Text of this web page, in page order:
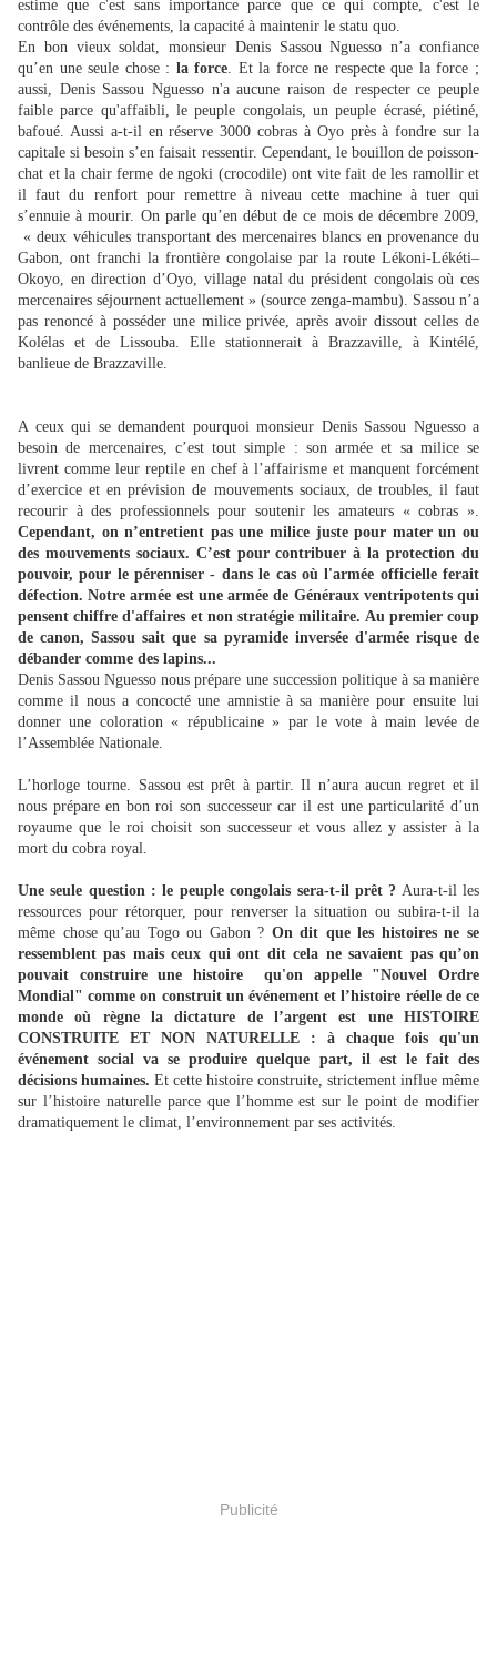
estime que c'est sans importance parce que ce qui compte, c'est le
contrôle des événements, la capacité à maintenir le statu quo.
En bon vieux soldat, monsieur Denis Sassou Nguesso n’a confiance
qu’en une seule chose : la force. Et la force ne respecte que la force ;
aussi, Denis Sassou Nguesso n'a aucune raison de respecter ce peuple
faible parce qu'affaibli, le peuple congolais, un peuple écrasé, piétiné,
bafoué. Aussi a-t-il en réserve 3000 cobras à Oyo près à fondre sur la
capitale si besoin s’en faisait ressentir. Cependant, le bouillon de poisson-
chat et la chair ferme de ngoki (crocodile) ont vite fait de les ramollir et
il faut du renfort pour remettre à niveau cette machine à tuer qui
s’ennuie à mourir. On parle qu’en début de ce mois de décembre 2009,
« deux véhicules transportant des mercenaires blancs en provenance du
Gabon, ont franchi la frontière congolaise par la route Lékoni-Lékéti–
Okoyo, en direction d’Oyo, village natal du président congolais où ces
mercenaires séjournent actuellement » (source zenga-mambu). Sassou n’a
pas renoncé à posséder une milice privée, après avoir dissout celles de
Kolélas et de Lissouba. Elle stationnerait à Brazzaville, à Kintélé,
banlieue de Brazzaville.
A ceux qui se demandent pourquoi monsieur Denis Sassou Nguesso a
besoin de mercenaires, c’est tout simple : son armée et sa milice se
livrent comme leur reptile en chef à l’affairisme et manquent forcément
d’exercice et en prévision de mouvements sociaux, de troubles, il faut
recourir à des professionnels pour soutenir les amateurs « cobras ».
Cependant, on n’entretient pas une milice juste pour mater un ou
des mouvements sociaux. C’est pour contribuer à la protection du
pouvoir, pour le pérenniser - dans le cas où l'armée officielle ferait
défection. Notre armée est une armée de Généraux ventripotents qui
pensent chiffre d'affaires et non stratégie militaire. Au premier coup
de canon, Sassou sait que sa pyramide inversée d'armée risque de
débander comme des lapins...
Denis Sassou Nguesso nous prépare une succession politique à sa manière
comme il nous a concocté une amnistie à sa manière pour ensuite lui
donner une coloration « républicaine » par le vote à main levée de
l’Assemblée Nationale.
L’horloge tourne. Sassou est prêt à partir. Il n’aura aucun regret et il
nous prépare en bon roi son successeur car il est une particularité d’un
royaume que le roi choisit son successeur et vous allez y assister à la
mort du cobra royal.
Une seule question : le peuple congolais sera-t-il prêt ? Aura-t-il les
ressources pour rétorquer, pour renverser la situation ou subira-t-il la
même chose qu’au Togo ou Gabon ? On dit que les histoires ne se
ressemblent pas mais ceux qui ont dit cela ne savaient pas qu’on
pouvait construire une histoire qu'on appelle "Nouvel Ordre
Mondial" comme on construit un événement et l’histoire réelle de ce
monde où règne la dictature de l’argent est une
HISTOIRE
CONSTRUITE ET NON NATURELLE : à chaque fois qu'un
événement social va se produire quelque part, il est le fait des
décisions humaines. Et cette histoire construite, strictement influe même
sur l’histoire naturelle parce que l’homme est sur le point de modifier
dramatiquement le climat, l’environnement par ses activités.
Publicité